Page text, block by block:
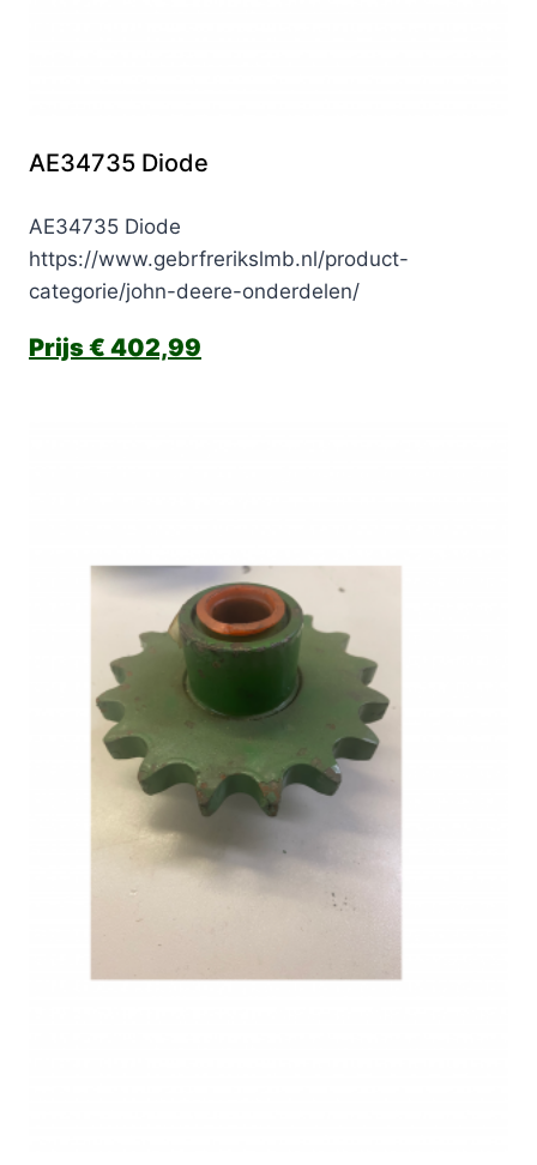
AE34735 Diode
AE34735 Diode
https://www.gebrfrerikslmb.nl/product-
categorie/john-deere-onderdelen/
€ 402,99